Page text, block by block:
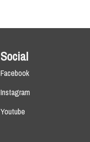
Social
Facebook
Instagram
Youtube